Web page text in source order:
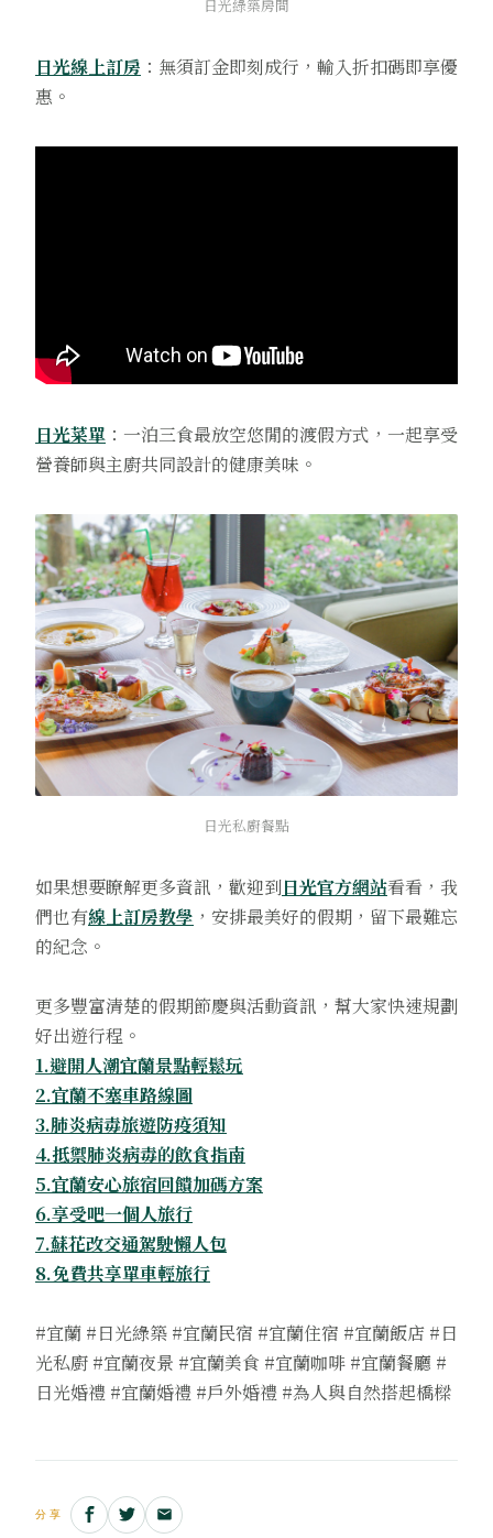
日光綠築房間
日光線上訂房 ：無須訂金即刻成行，輸入折扣碼即享優
惠。
日光菜單 ：一泊三食最放空悠閒的渡假方式，一起享受
營養師與主廚共同設計的健康美味。
日光私廚餐點
如果想要瞭解更多資訊，歡迎到日光官方網站看看，我
們也有線上訂房教學 ，安排最美好的假期，留下最難忘
的紀念。
更多豐富清楚的假期節慶與活動資訊，幫大家快速規劃
好出遊行程。
1.避開人潮宜蘭景點輕鬆玩
2.宜蘭不塞車路線圖
3.肺炎病毒旅遊防疫須知
4.抵禦肺炎病毒的飲食指南
5.宜蘭安心旅宿回饋加碼方案
6.享受吧一個人旅行
7.蘇花改交通駕駛懶人包
8.免費共享單車輕旅行
#宜蘭 #日光綠築 #宜蘭民宿 #宜蘭住宿 #宜蘭飯店 #日
光私廚 #宜蘭夜景 #宜蘭美食 #宜蘭咖啡 #宜蘭餐廳 #
日光婚禮 #宜蘭婚禮 #戶外婚禮 #為人與自然搭起橋樑
分享